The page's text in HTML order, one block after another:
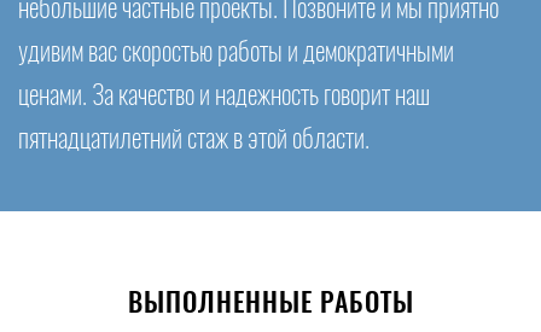
небольшие частные проекты. Позвоните и мы приятно
удивим вас скоростью работы и демократичными
ценами. За качество и надежность говорит наш
пятнадцатилетний стаж в этой области.
ВЫПОЛНЕННЫЕ РАБОТЫ